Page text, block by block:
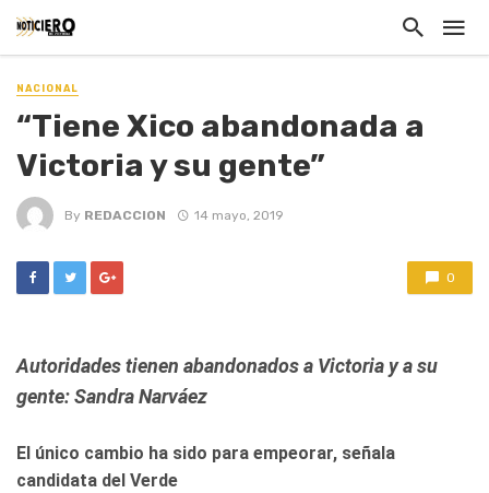
NACIONAL
“Tiene Xico abandonada a
Victoria y su gente”
By REDACCION 14 mayo, 2019
0
Autoridades tienen abandonados a Victoria y a su
gente: Sandra Narváez
El único cambio ha sido para empeorar, señala
candidata del Verde